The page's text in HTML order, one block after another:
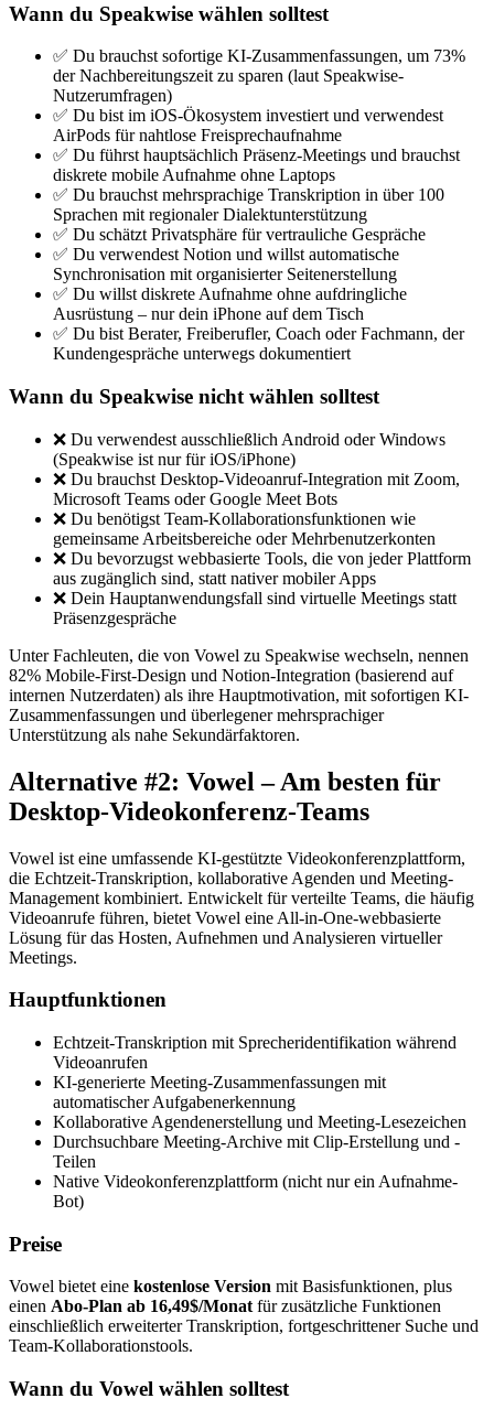
Wann du Speakwise wählen solltest
✅ Du brauchst sofortige KI-Zusammenfassungen, um 73%
der Nachbereitungszeit zu sparen (laut Speakwise-
Nutzerumfragen)
✅ Du bist im iOS-Ökosystem investiert und verwendest
AirPods für nahtlose Freisprechaufnahme
✅ Du führst hauptsächlich Präsenz-Meetings und brauchst
diskrete mobile Aufnahme ohne Laptops
✅ Du brauchst mehrsprachige Transkription in über 100
Sprachen mit regionaler Dialektunterstützung
✅ Du schätzt Privatsphäre für vertrauliche Gespräche
✅ Du verwendest Notion und willst automatische
Synchronisation mit organisierter Seitenerstellung
✅ Du willst diskrete Aufnahme ohne aufdringliche
Ausrüstung – nur dein iPhone auf dem Tisch
✅ Du bist Berater, Freiberufler, Coach oder Fachmann, der
Kundengespräche unterwegs dokumentiert
Wann du Speakwise nicht wählen solltest
❌ Du verwendest ausschließlich Android oder Windows
(Speakwise ist nur für iOS/iPhone)
❌ Du brauchst Desktop-Videoanruf-Integration mit Zoom,
Microsoft Teams oder Google Meet Bots
❌ Du benötigst Team-Kollaborationsfunktionen wie
gemeinsame Arbeitsbereiche oder Mehrbenutzerkonten
❌ Du bevorzugst webbasierte Tools, die von jeder Plattform
aus zugänglich sind, statt nativer mobiler Apps
❌ Dein Hauptanwendungsfall sind virtuelle Meetings statt
Präsenzgespräche
Unter Fachleuten, die von Vowel zu Speakwise wechseln, nennen
82% Mobile-First-Design und Notion-Integration (basierend auf
internen Nutzerdaten) als ihre Hauptmotivation, mit sofortigen KI-
Zusammenfassungen und überlegener mehrsprachiger
Unterstützung als nahe Sekundärfaktoren.
Alternative #2: Vowel – Am besten für
Desktop-Videokonferenz-Teams
Vowel ist eine umfassende KI-gestützte Videokonferenzplattform,
die Echtzeit-Transkription, kollaborative Agenden und Meeting-
Management kombiniert. Entwickelt für verteilte Teams, die häufig
Videoanrufe führen, bietet Vowel eine All-in-One-webbasierte
Lösung für das Hosten, Aufnehmen und Analysieren virtueller
Meetings.
Hauptfunktionen
Echtzeit-Transkription mit Sprecheridentifikation während
Videoanrufen
KI-generierte Meeting-Zusammenfassungen mit
automatischer Aufgabenerkennung
Kollaborative Agendenerstellung und Meeting-Lesezeichen
Durchsuchbare Meeting-Archive mit Clip-Erstellung und -
Teilen
Native Videokonferenzplattform (nicht nur ein Aufnahme-
Bot)
Preise
Vowel bietet eine kostenlose Version mit Basisfunktionen, plus
einen Abo-Plan ab 16,49$/Monatfür zusätzliche Funktionen
einschließlich erweiterter Transkription, fortgeschrittener Suche und
Team-Kollaborationstools.
Wann du Vowel wählen solltest